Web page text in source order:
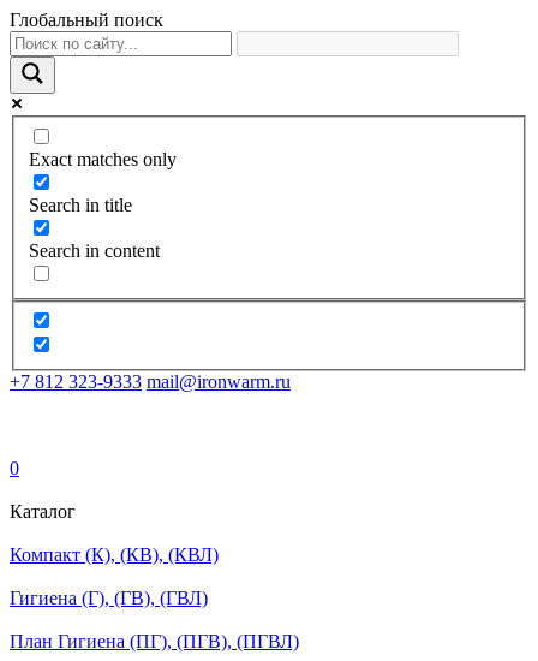
Глобальный поиск
Exact matches only
Search in title
Search in content
+7 812 323-9333 mail@ironwarm.ru
0
Каталог
Компакт (К), (КВ), (КВЛ)
Гигиена (Г), (ГВ), (ГВЛ)
План Гигиена (ПГ), (ПГВ), (ПГВЛ)